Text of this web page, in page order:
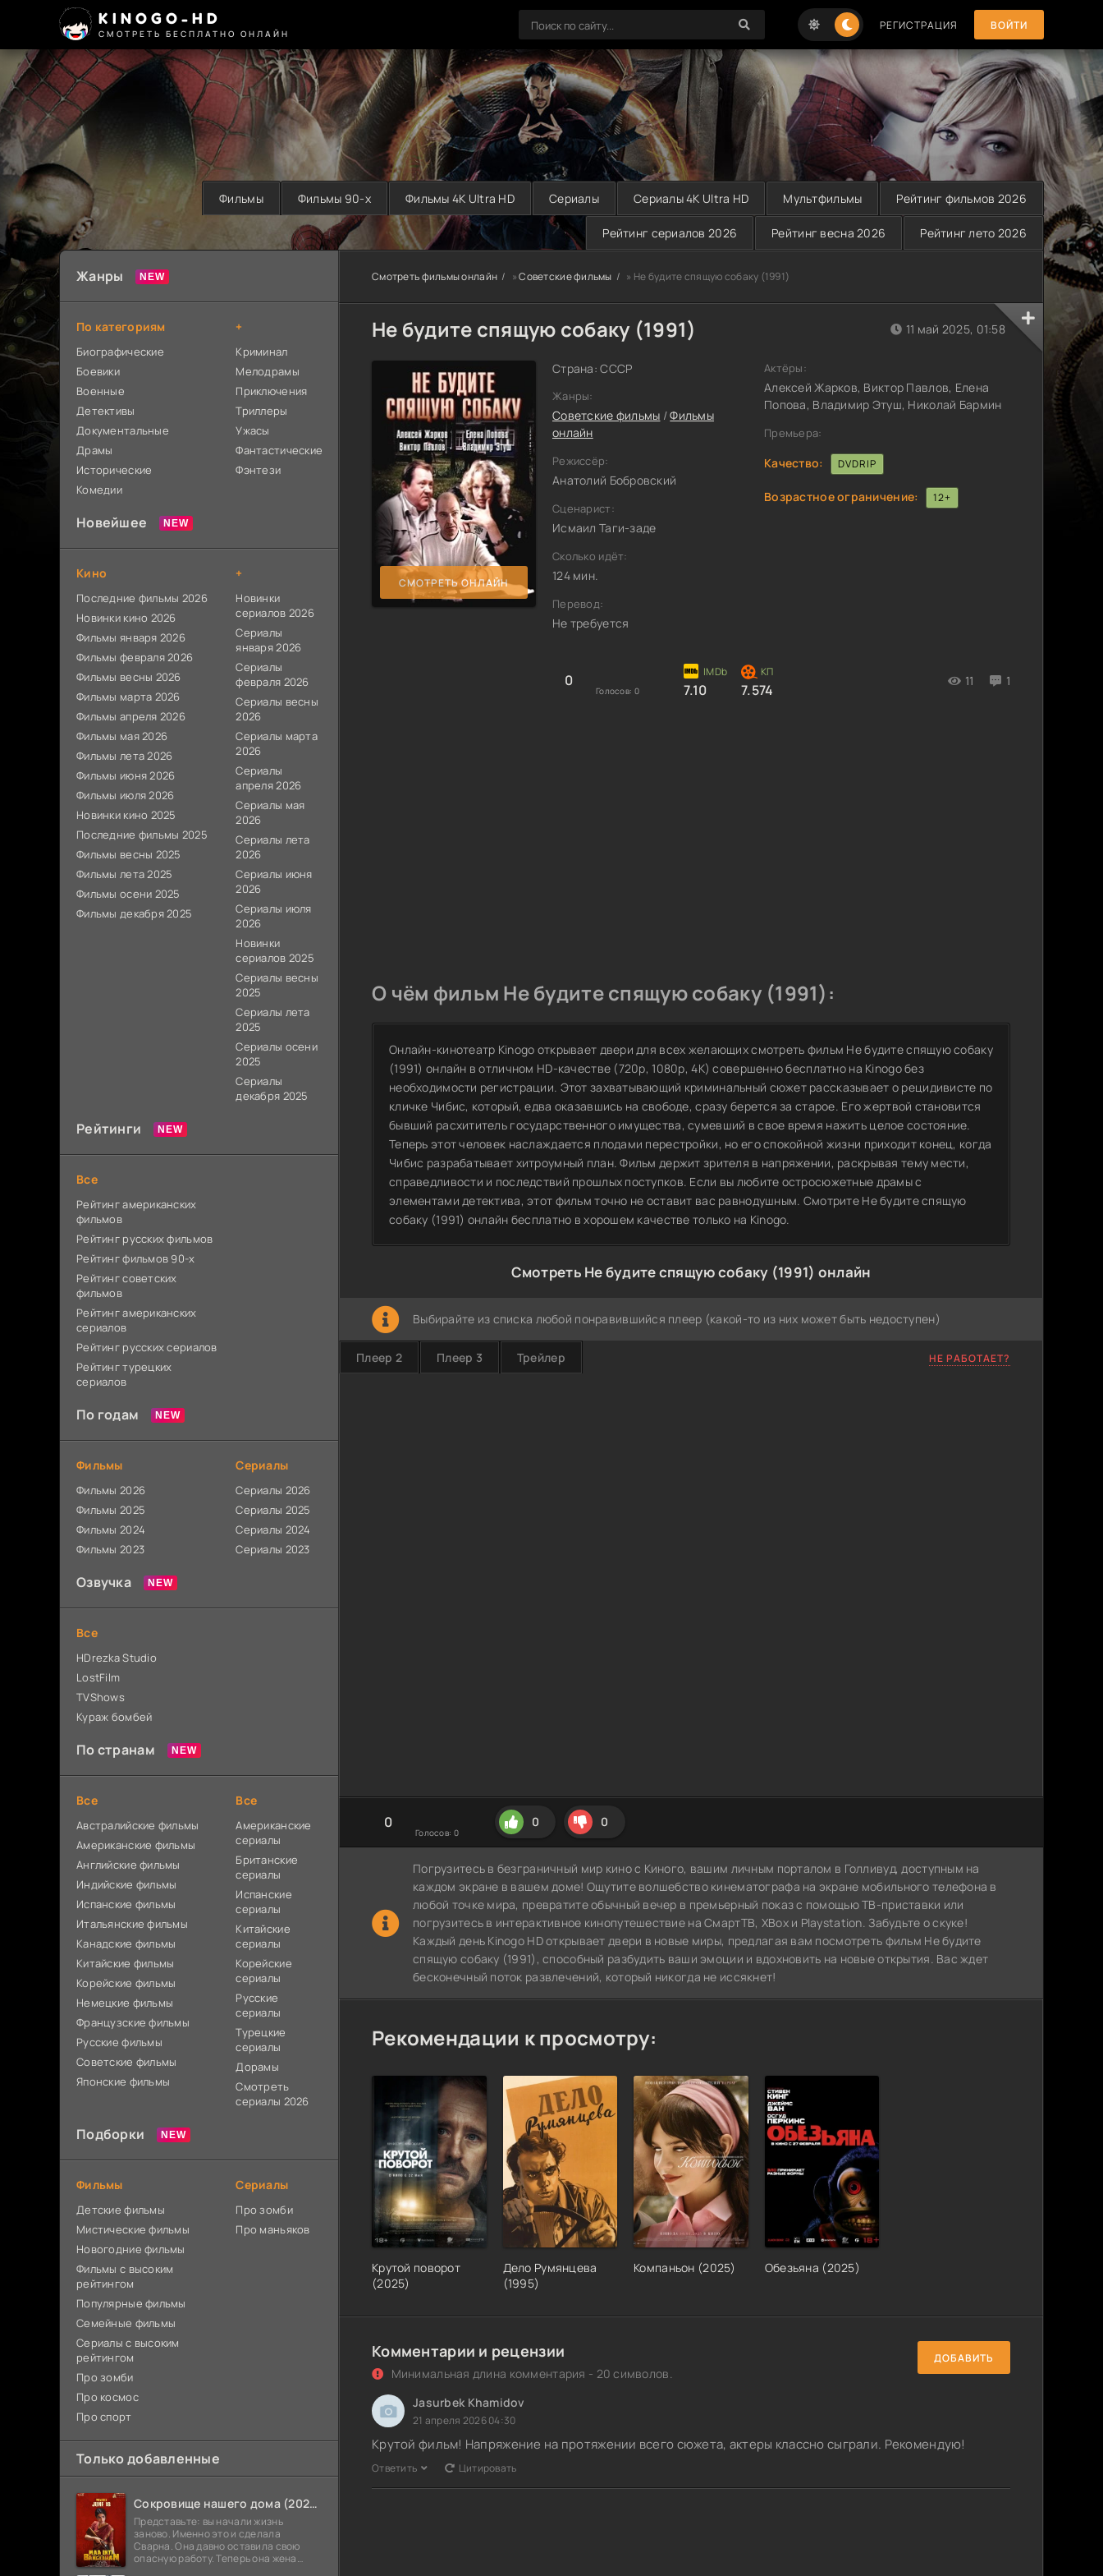
KINOGO-HD
СМОТРЕТЬ БЕСПЛАТНО ОНЛАЙН
РЕГИСТРАЦИЯ ВОЙТИ
Фильмы Фильмы 90-х Фильмы 4K Ultra HD Сериалы Сериалы 4K Ultra HD Мультфильмы Рейтинг фильмов 2026
Рейтинг сериалов 2026 Рейтинг весна 2026 Рейтинг лето 2026
Смотреть фильмы онлайн »Советские фильмы » Не будите спящую собаку (1991)
Не будите спящую собаку (1991)
СМОТРЕТЬ ОНЛАЙН
Страна: СССР
Жанры:
Советские фильмы /Фильмы
онлайн
Режиссёр:
Анатолий Бобровский
Сценарист:
Исмаил Таги-заде
Сколько идёт:
124 мин.
Перевод:
Не требуется
0
Голосов: 0 7.10 7.574
11 1
11 май 2025, 01:58
Актёры:
Алексей Жарков, Виктор Павлов, Елена
Попова, Владимир Этуш, Николай Бармин
Премьера:
Качество: DVDRIP
Возрастное ограничение: 12+
О чём фильм Не будите спящую собаку (1991):
Онлайн-кинотеатр Kinogo открывает двери для всех желающих смотреть фильм Не будите спящую собаку
(1991) онлайн в отличном HD-качестве (720p, 1080p, 4K) совершенно бесплатно на Kinogo без
необходимости регистрации. Этот захватывающий криминальный сюжет рассказывает о рецидивисте по
кличке Чибис, который, едва оказавшись на свободе, сразу берется за старое. Его жертвой становится
бывший расхититель государственного имущества, сумевший в свое время нажить целое состояние.
Теперь этот человек наслаждается плодами перестройки, но его спокойной жизни приходит конец, когда
Чибис разрабатывает хитроумный план. Фильм держит зрителя в напряжении, раскрывая тему мести,
справедливости и последствий прошлых поступков. Если вы любите остросюжетные драмы с
элементами детектива, этот фильм точно не оставит вас равнодушным. Смотрите Не будите спящую
собаку (1991) онлайн бесплатно в хорошем качестве только на Kinogo.
Смотреть Не будите спящую собаку (1991) онлайн
Выбирайте из списка любой понравившийся плеер (какой-то из них может быть недоступен)
Плеер 2 Плеер 3 Трейлер НЕ РАБОТАЕТ?
0
Голосов: 0
0 0
Погрузитесь в безграничный мир кино с Киного, вашим личным порталом в Голливуд, доступным на
каждом экране в вашем доме! Ощутите волшебство кинематографа на экране мобильного телефона в
любой точке мира, превратите обычный вечер в премьерный показ с помощью ТВ-приставки или
погрузитесь в интерактивное кинопутешествие на СмартТВ, XBox и Playstation. Забудьте о скуке!
Каждый день Kinogo HD открывает двери в новые миры, предлагая вам посмотреть фильм Не будите
спящую собаку (1991), способный разбудить ваши эмоции и вдохновить на новые открытия. Вас ждет
бесконечный поток развлечений, который никогда не иссякнет!
Рекомендации к просмотру:
Крутой поворот
(2025)
Дело Румянцева
(1995)
Компаньон (2025) Обезьяна (2025)
Комментарии и рецензии
Минимальная длина комментария - 20 символов.
ДОБАВИТЬ
Jasurbek Khamidov
21 апреля 2026 04:30
Крутой фильм! Напряжение на протяжении всего сюжета, актеры классно сыграли. Рекомендую!
Ответить Цитировать
Жанры
По категориям
Биографические
Боевики
Военные
Детективы
Документальные
Драмы
Исторические
Комедии
+
Криминал
Мелодрамы
Приключения
Триллеры
Ужасы
Фантастические
Фэнтези
Новейшее
Кино
Последние фильмы 2026
Новинки кино 2026
Фильмы января 2026
Фильмы февраля 2026
Фильмы весны 2026
Фильмы марта 2026
Фильмы апреля 2026
Фильмы мая 2026
Фильмы лета 2026
Фильмы июня 2026
Фильмы июля 2026
Новинки кино 2025
Последние фильмы 2025
Фильмы весны 2025
Фильмы лета 2025
Фильмы осени 2025
Фильмы декабря 2025
+
Новинки
сериалов 2026
Сериалы
января 2026
Сериалы
февраля 2026
Сериалы весны
2026
Сериалы марта
2026
Сериалы
апреля 2026
Сериалы мая
2026
Сериалы лета
2026
Сериалы июня
2026
Сериалы июля
2026
Новинки
сериалов 2025
Сериалы весны
2025
Сериалы лета
2025
Сериалы осени
2025
Сериалы
декабря 2025
Рейтинги
Все
Рейтинг американских
фильмов
Рейтинг русских фильмов
Рейтинг фильмов 90-х
Рейтинг советских
фильмов
Рейтинг американских
сериалов
Рейтинг русских сериалов
Рейтинг турецких
сериалов
По годам
Фильмы
Фильмы 2026
Фильмы 2025
Фильмы 2024
Фильмы 2023
Сериалы
Сериалы 2026
Сериалы 2025
Сериалы 2024
Сериалы 2023
Озвучка
Все
HDrezka Studio
LostFilm
TVShows
Кураж бомбей
По странам
Все
Австралийские фильмы
Американские фильмы
Английские фильмы
Индийские фильмы
Испанские фильмы
Итальянские фильмы
Канадские фильмы
Китайские фильмы
Корейские фильмы
Немецкие фильмы
Французские фильмы
Русские фильмы
Советские фильмы
Японские фильмы
Все
Американские
сериалы
Британские
сериалы
Испанские
сериалы
Китайские
сериалы
Корейские
сериалы
Русские
сериалы
Турецкие
сериалы
Дорамы
Смотреть
сериалы 2026
Подборки
Фильмы
Детские фильмы
Мистические фильмы
Новогодние фильмы
Фильмы с высоким
рейтингом
Популярные фильмы
Семейные фильмы
Сериалы с высоким
рейтингом
Про зомби
Про космос
Про спорт
Сериалы
Про зомби
Про маньяков
Только добавленные
Сокровище нашего дома (2026)
Представьте: вы начали жизнь
заново. Именно это и сделала
Сварна. Она давно оставила свою
опасную работу. Теперь она жена